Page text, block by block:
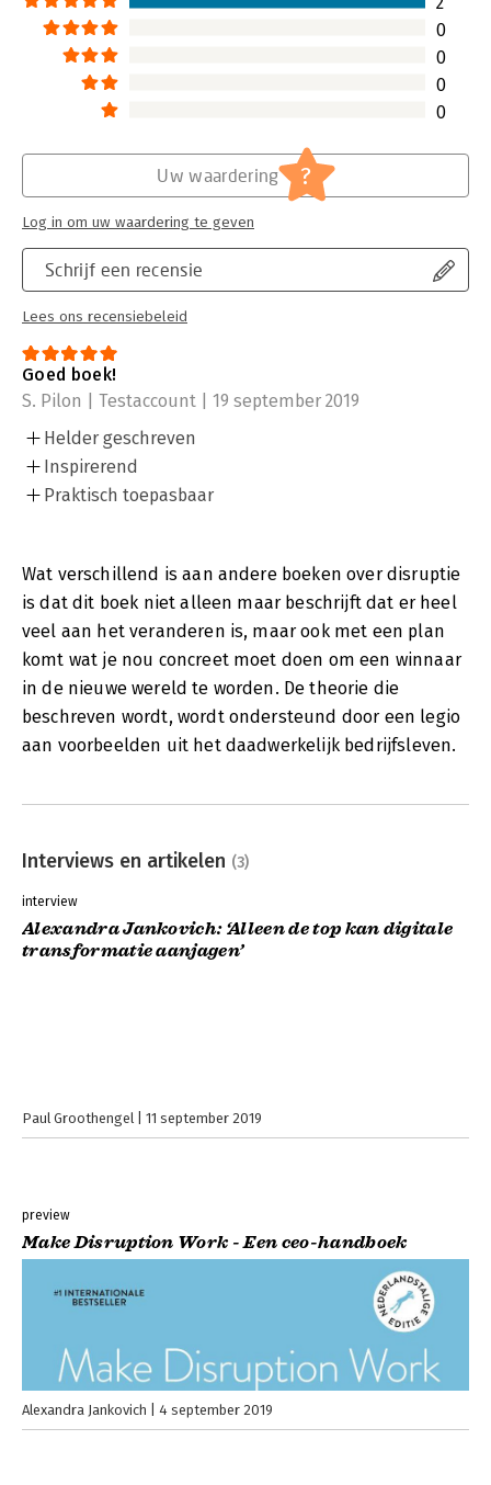
0
0
0
0
Schrijf een recensie
Lees ons recensiebeleid
Uw waardering ?
Log in om uw waardering te geven
Goed boek!
S. Pilon | Testaccount | 19 september 2019
Helder geschreven
Inspirerend
Praktisch toepasbaar
Wat verschillend is aan andere boeken over disruptie
is dat dit boek niet alleen maar beschrijft dat er heel
veel aan het veranderen is, maar ook met een plan
komt wat je nou concreet moet doen om een winnaar
in de nieuwe wereld te worden. De theorie die
beschreven wordt, wordt ondersteund door een legio
aan voorbeelden uit het daadwerkelijk bedrijfsleven.
Interviews en artikelen (3)
interview
Alexandra Jankovich: ‘Alleen de top kan digitale
transformatie aanjagen’
Paul Groothengel 11 september 2019
preview
Make Disruption Work - Een ceo-handboek
Alexandra Jankovich 4 september 2019